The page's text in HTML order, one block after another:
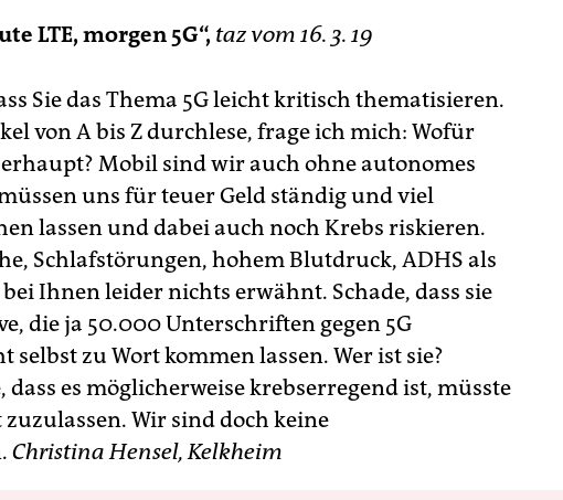
LTE, morgen 5G“, taz vom 16. 3. 19
Sie das Thema 5G leicht kritisch thematisieren.
von A bis Z durchlese, frage ich mich: Wofür
Mobil sind wir auch ohne autonomes
uns für teuer Geld ständig und viel
lassen und dabei auch noch Krebs riskieren.
Schlafstörungen, hohem Blutdruck, ADHS als
Ihnen leider nichts erwähnt. Schade, dass sie
die ja 50.000 Unterschriften gegen 5G
selbst zu Wort kommen lassen. Wer ist sie?
dass es möglicherweise krebserregend ist, müsste
Wir sind doch keine
Christina Hensel, Kelkheim